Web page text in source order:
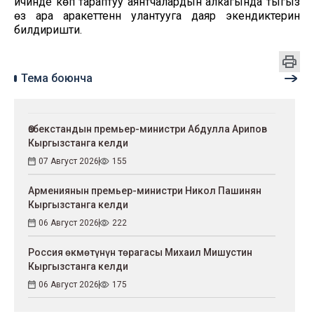
өз ара аракеттенүүнү улантууга даяр экендиктерин
билдиришти.
Тема боюнча
Өзбекстандын премьер-министри Абдулла Арипов
Кыргызстанга келди
07 Август 2026 155
Армениянын премьер-министри Никол Пашинян
Кыргызстанга келди
06 Август 2026 222
Россия өкмөтүнүн төрагасы Михаил Мишустин
Кыргызстанга келди
06 Август 2026 175